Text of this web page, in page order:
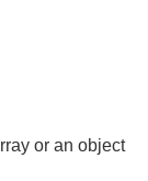
or an object